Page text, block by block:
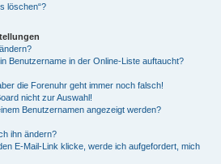
löschen“?
Benutzername in der Online-Liste auftaucht?
die Forenuhr geht immer noch falsch!
nicht zur Auswahl!
Benutzernamen angezeigt werden?
ihn ändern?
E-Mail-Link klicke, werde ich aufgefordert, mich